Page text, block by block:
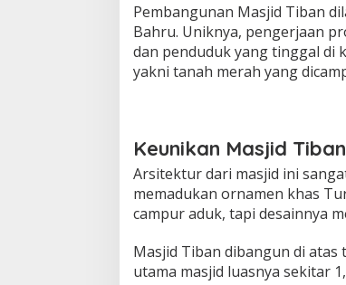
Pembangunan Masjid Tiban
Bahru. Uniknya, pengerjaan
dan penduduk yang tinggal di
yakni tanah merah yang
Keunikan Masjid Tiban
Arsitektur dari masjid ini
memadukan ornamen khas
campur aduk, tapi desainnya
Masjid Tiban dibangun di atas
utama masjid luasnya sekitar